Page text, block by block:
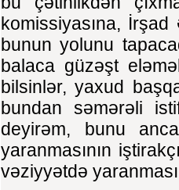
komissiyasına,
bunun yolunu
balaca güzəşt
bilsinlər, yaxud
bundan səmərəli
deyirəm, bunu
yaranmasının
vəziyyətdə